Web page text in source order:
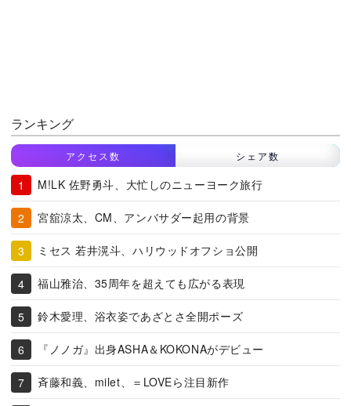
ランキング
アクセス数 シェア数
M!LK 佐野勇斗、大忙しのニューヨーク旅行
宮舘涼太、CM、アンバサダー起用の背景
ミセス 若井滉斗、ハリウッドオフショ公開
福山雅治、35周年を超えても広がる表現
鈴木愛理、浴衣姿であざとさ全開ポーズ
『ノノガ』出身ASHA＆KOKONAがデビュー
斉藤和義、milet、＝LOVEら注目新作